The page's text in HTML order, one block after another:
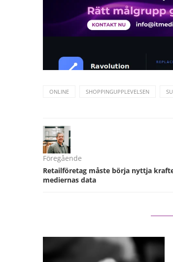
ONLINE SHOPPINGUPPLEVELSEN
Föregående
Retailföretag måste börja nyttja
mediernas data